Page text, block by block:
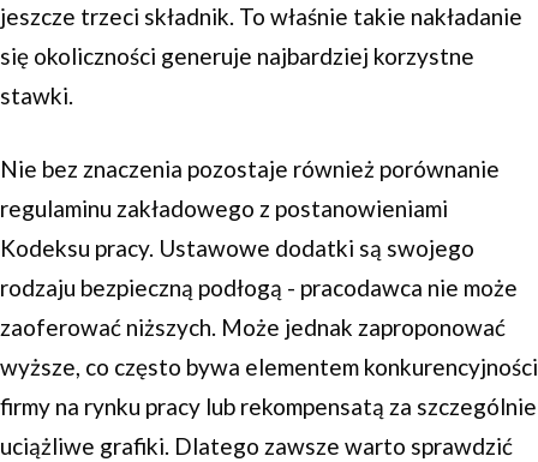
jeszcze trzeci składnik. To właśnie takie nakładanie
się okoliczności generuje najbardziej korzystne
stawki.
Nie bez znaczenia pozostaje również porównanie
regulaminu zakładowego z postanowieniami
Kodeksu pracy. Ustawowe dodatki są swojego
rodzaju bezpieczną podłogą - pracodawca nie może
zaoferować niższych. Może jednak zaproponować
wyższe, co często bywa elementem konkurencyjności
firmy na rynku pracy lub rekompensatą za szczególnie
uciążliwe grafiki. Dlatego zawsze warto sprawdzić